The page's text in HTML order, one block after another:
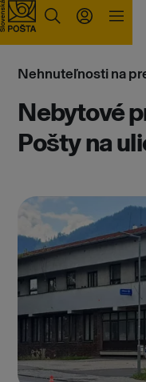
Prejsť na obsah
Nehnuteľnosti na
Nebytové
Pošty na